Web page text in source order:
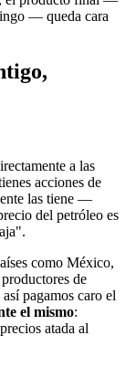
— queda cara
a las
acciones de
las tiene —
del petróleo es
como México,
de
pagamos caro el
el mismo:
atada al